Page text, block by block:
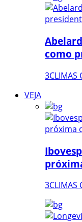
como
3CLIMAS
VEJA
3CLIMAS